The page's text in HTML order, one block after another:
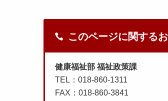
このページに関する
健康福祉部 福祉政策課
TEL：018-860-1311
FAX：018-860-3841